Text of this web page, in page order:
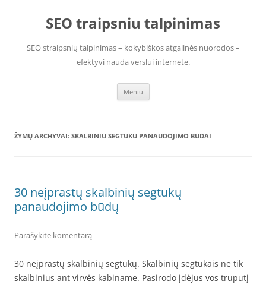
SEO traipsniu talpinimas
SEO straipsnių talpinimas – kokybiškos atgalinės nuorodos –
efektyvi nauda verslui internete.
Meniu
ŽYMŲ ARCHYVAI: SKALBINIU SEGTUKU PANAUDOJIMO BUDAI
30 neįprastų skalbinių segtukų
panaudojimo būdų
Parašykite komentarą
30 neįprastų skalbinių segtukų. Skalbinių segtukais ne tik
skalbinius ant virvės kabiname. Pasirodo įdėjus vos truputį